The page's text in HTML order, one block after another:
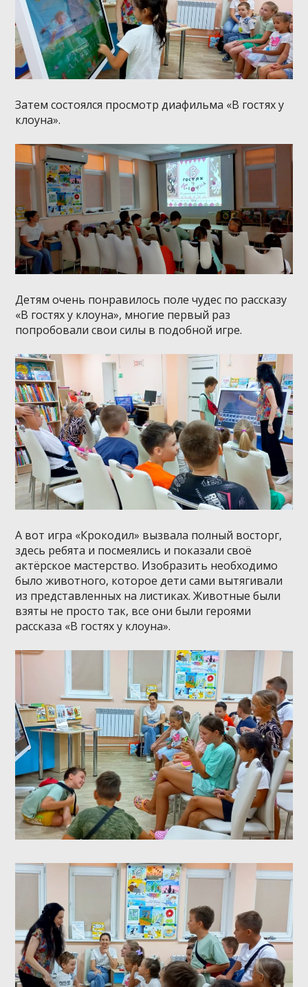
Затем состоялся просмотр диафильма «В гостях у
клоуна».
Детям очень понравилось поле чудес по рассказу
«В гостях у клоуна», многие первый раз
попробовали свои силы в подобной игре.
А вот игра «Крокодил» вызвала полный восторг,
здесь ребята и посмеялись и показали своё
актёрское мастерство. Изобразить необходимо
было животного, которое дети сами вытягивали
из представленных на листиках. Животные были
взяты не просто так, все они были героями
рассказа «В гостях у клоуна».